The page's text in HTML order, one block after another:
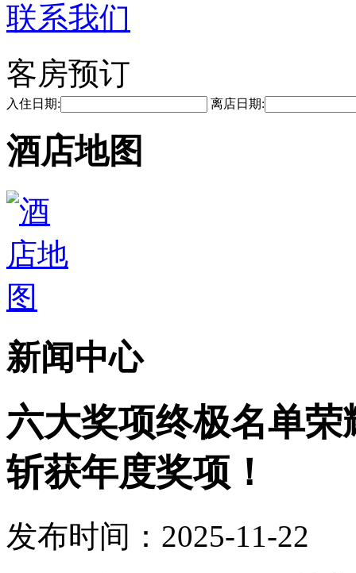
联系我们
客房预订
入住日期: 离店日期:
酒店地图
新闻中心
六大奖项终极名单
斩获年度奖项！
发布时间：2025-11-22